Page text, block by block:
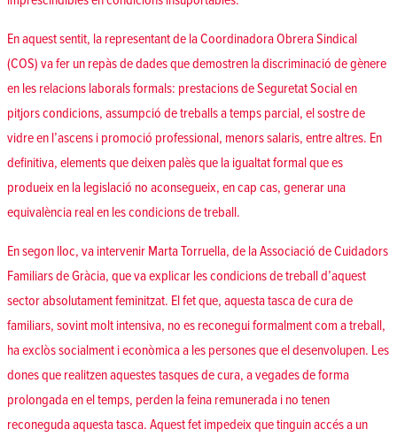
En aquest sentit, la representant de la Coordinadora Obrera Sindical
(COS) va fer un repàs de dades que demostren la discriminació de gènere
en les relacions laborals formals: prestacions de Seguretat Social en
pitjors condicions, assumpció de treballs a temps parcial, el sostre de
vidre en l’ascens i promoció professional, menors salaris, entre altres. En
definitiva, elements que deixen palès que la igualtat formal que es
produeix en la legislació no aconsegueix, en cap cas, generar una
equivalència real en les condicions de treball.
En segon lloc, va intervenir Marta Torruella, de la Associació de Cuidadors
Familiars de Gràcia, que va explicar les condicions de treball d’aquest
sector absolutament feminitzat. El fet que, aquesta tasca de cura de
familiars, sovint molt intensiva, no es reconegui formalment com a treball,
ha exclòs socialment i econòmica a les persones que el desenvolupen. Les
dones que realitzen aquestes tasques de cura, a vegades de forma
prolongada en el temps, perden la feina remunerada i no tenen
reconeguda aquesta tasca. Aquest fet impedeix que tinguin accés a un